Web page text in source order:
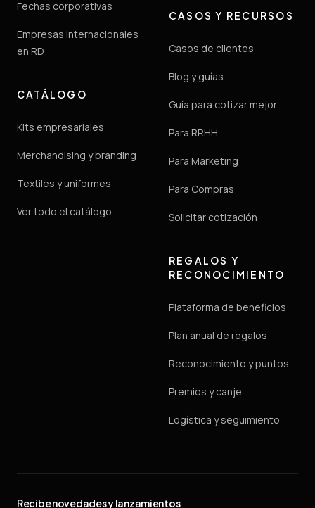
Fechas corporativas
Empresas internacionales
en RD
CATÁLOGO
Kits empresariales
Merchandising y branding
Textiles y uniformes
Ver todo el catálogo
CASOS Y RECURSOS
Casos de clientes
Blog y guías
Guía para cotizar mejor
Para RRHH
Para Marketing
Para Compras
Solicitar cotización
REGALOS Y
RECONOCIMIENTO
Plataforma de beneficios
Plan anual de regalos
Reconocimiento y puntos
Premios y canje
Logística y seguimiento
Recibe novedades y lanzamientos